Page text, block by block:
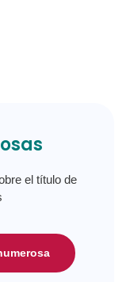
el título de